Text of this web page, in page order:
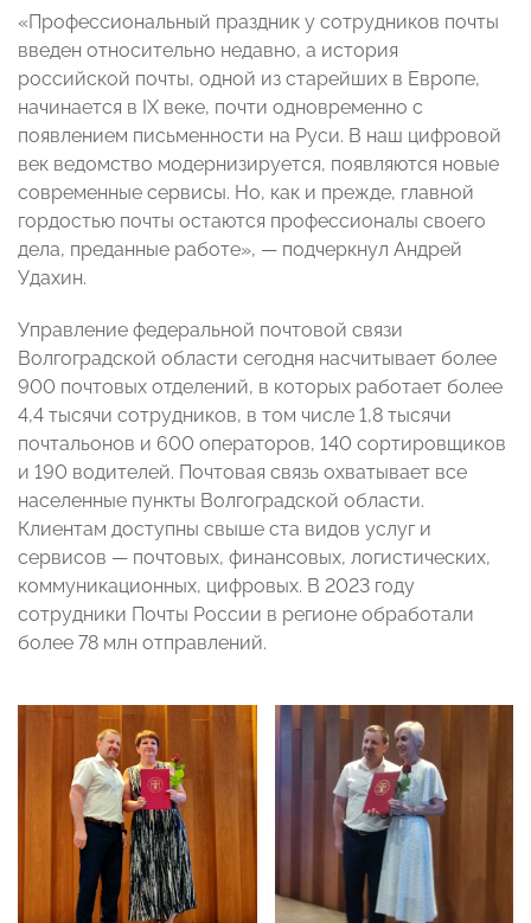
«Профессиональный праздник у сотрудников почты
введен относительно недавно, а история
российской почты, одной из старейших в Европе,
начинается в IX веке, почти одновременно с
появлением письменности на Руси. В наш цифровой
век ведомство модернизируется, появляются новые
современные сервисы. Но, как и прежде, главной
гордостью почты остаются профессионалы своего
дела, преданные работе», — подчеркнул Андрей
Удахин.
Управление федеральной почтовой связи
Волгоградской области сегодня насчитывает более
900 почтовых отделений, в которых работает более
4,4 тысячи сотрудников, в том числе 1,8 тысячи
почтальонов и 600 операторов, 140 сортировщиков
и 190 водителей. Почтовая связь охватывает все
населенные пункты Волгоградской области.
Клиентам доступны свыше ста видов услуг и
сервисов — почтовых, финансовых, логистических,
коммуникационных, цифровых. В 2023 году
сотрудники Почты России в регионе обработали
более 78 млн отправлений.